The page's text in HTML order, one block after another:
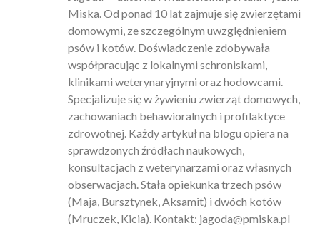
Miska. Od ponad 10 lat zajmuje się zwierzętami
domowymi, ze szczególnym uwzględnieniem
psów i kotów. Doświadczenie zdobywała
współpracując z lokalnymi schroniskami,
klinikami weterynaryjnymi oraz hodowcami.
Specjalizuje się w żywieniu zwierząt domowych,
zachowaniach behawioralnych i profilaktyce
zdrowotnej. Każdy artykuł na blogu opiera na
sprawdzonych źródłach naukowych,
konsultacjach z weterynarzami oraz własnych
obserwacjach. Stała opiekunka trzech psów
(Maja, Bursztynek, Aksamit) i dwóch kotów
(Mruczek, Kicia). Kontakt: jagoda@pmiska.pl